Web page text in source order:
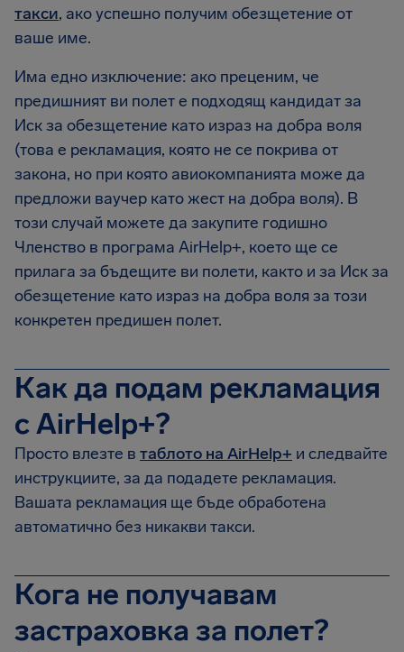
такси, ако успешно получим обезщетение от
ваше име.
Има едно изключение: ако преценим, че
предишният ви полет е подходящ кандидат за
Иск за обезщетение като израз на добра воля
(това е рекламация, която не се покрива от
закона, но при която авиокомпанията може да
предложи ваучер като жест на добра воля). В
този случай можете да закупите годишно
Членство в програма AirHelp+, което ще се
прилага за бъдещите ви полети, както и за Иск за
обезщетение като израз на добра воля за този
конкретен предишен полет.
Как да подам рекламация
с AirHelp+?
Просто влезте в таблото на AirHelp+ и следвайте
инструкциите, за да подадете рекламация.
Вашата рекламация ще бъде обработена
автоматично без никакви такси.
Кога не получавам
застраховка за полет?